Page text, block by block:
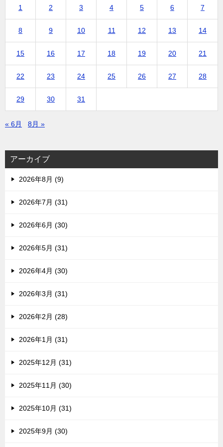
1 2 3 4 5 6 7
8 9 10 11 12 13 14
15 16 17 18 19 20 21
22 23 24 25 26 27 28
29 30 31
« 6月 8月 »
アーカイブ
2026年8月 (9)
2026年7月 (31)
2026年6月 (30)
2026年5月 (31)
2026年4月 (30)
2026年3月 (31)
2026年2月 (28)
2026年1月 (31)
2025年12月 (31)
2025年11月 (30)
2025年10月 (31)
2025年9月 (30)